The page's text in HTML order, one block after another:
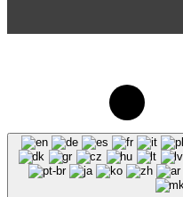
использовании
ссылка на источник